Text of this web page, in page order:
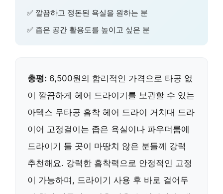
✅ 깔끔하고 정돈된 욕실을 원하는 분
✅ 좁은 공간 활용도를 높이고 싶은 분
총평: 6,500원의 합리적인 가격으로 타공 없
이 깔끔하게 헤어 드라이기를 보관할 수 있는
아텍스 무타공 흡착 헤어 드라이 거치대 드라
이어 고정걸이는 좁은 욕실이나 파우더룸에
드라이기 둘 곳이 마땅치 않은 분들께 강력
추천해요. 강력한 흡착력으로 안정적인 고정
이 가능하며, 드라이기 사용 후 바로 걸어두